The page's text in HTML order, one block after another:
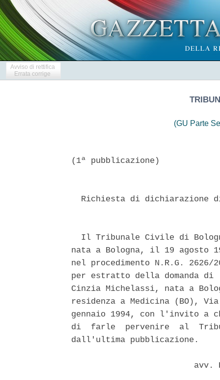
Avviso di rettifica
Errata corrige
(GU Parte
(1ª pubblicazione)
Richiesta di dichiarazione
Il Tribunale Civile di
nata a Bologna, il 19 agosto
nel procedimento N.R.G.
per estratto della domanda
Cinzia Michelassi, nata a
residenza a Medicina (BO),
gennaio 1994, con l'invito a
di  farle  pervenire  al
dall'ultima pubblicazione.